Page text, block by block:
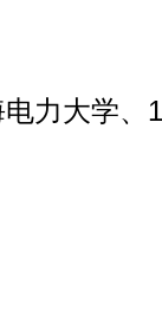
力大学、